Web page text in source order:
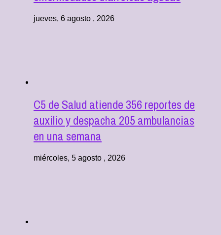
jueves, 6 agosto , 2026
C5 de Salud atiende 356 reportes de
auxilio y despacha 205 ambulancias
en una semana
miércoles, 5 agosto , 2026